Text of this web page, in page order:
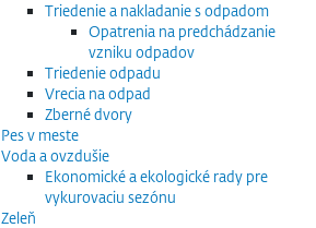
Triedenie a nakladanie s odpadom
Opatrenia na predchádzanie
vzniku odpadov
Triedenie odpadu
Vrecia na odpad
Zberné dvory
Pes v meste
Voda a ovzdušie
Ekonomické a ekologické rady pre
vykurovaciu sezónu
Zeleň